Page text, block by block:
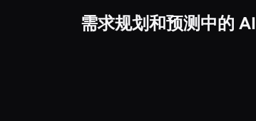
需求规划和预测中的 AI